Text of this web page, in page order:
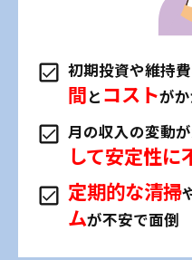
初期投資や維持
間と コストが
月の収入の変動が
して安定性に
定期的な清掃
ムが不安で面倒